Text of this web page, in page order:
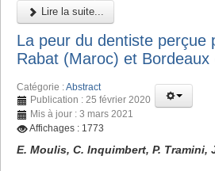
Lire la suite...
La peur du dentiste perçue
Rabat (Maroc) et Bordeaux
Catégorie :Abstract
Publication : 25 février 2020
Mis à jour : 3 mars 2021
Affichages : 1773
E. Moulis, C. Inquimbert, P. Tramini,